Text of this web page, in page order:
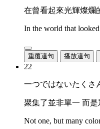
在曾看起來光輝燦爛
In the world that
重覆這句 播放這句
22
一つではないたくさ
聚集了並非單一 而
Not one, but many